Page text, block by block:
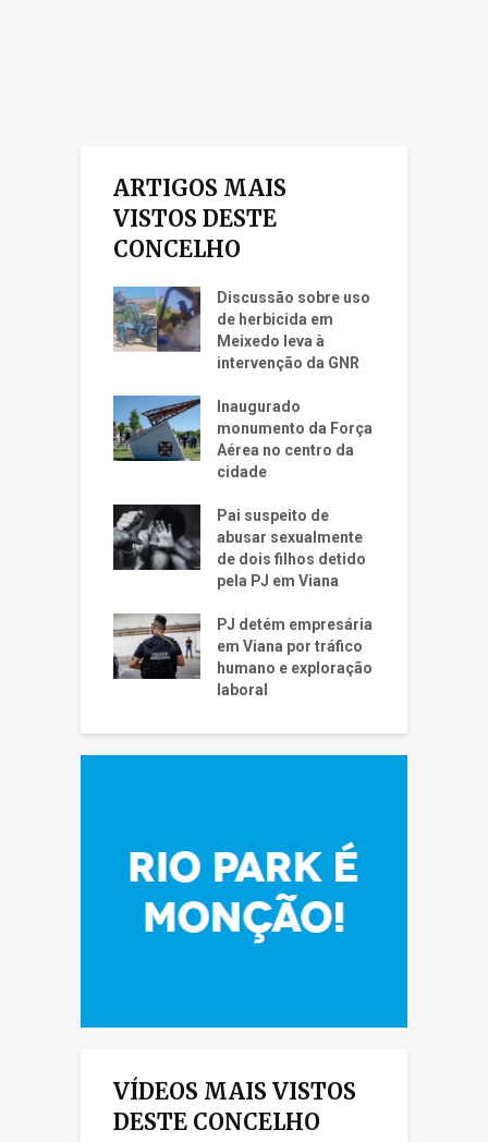
ARTIGOS MAIS
VISTOS DESTE
CONCELHO
Discussão sobre uso
de herbicida em
Meixedo leva à
intervenção da GNR
Inaugurado
monumento da Força
Aérea no centro da
cidade
Pai suspeito de
abusar sexualmente
de dois filhos detido
pela PJ em Viana
PJ detém empresária
em Viana por tráfico
humano e exploração
laboral
VÍDEOS MAIS VISTOS
DESTE CONCELHO